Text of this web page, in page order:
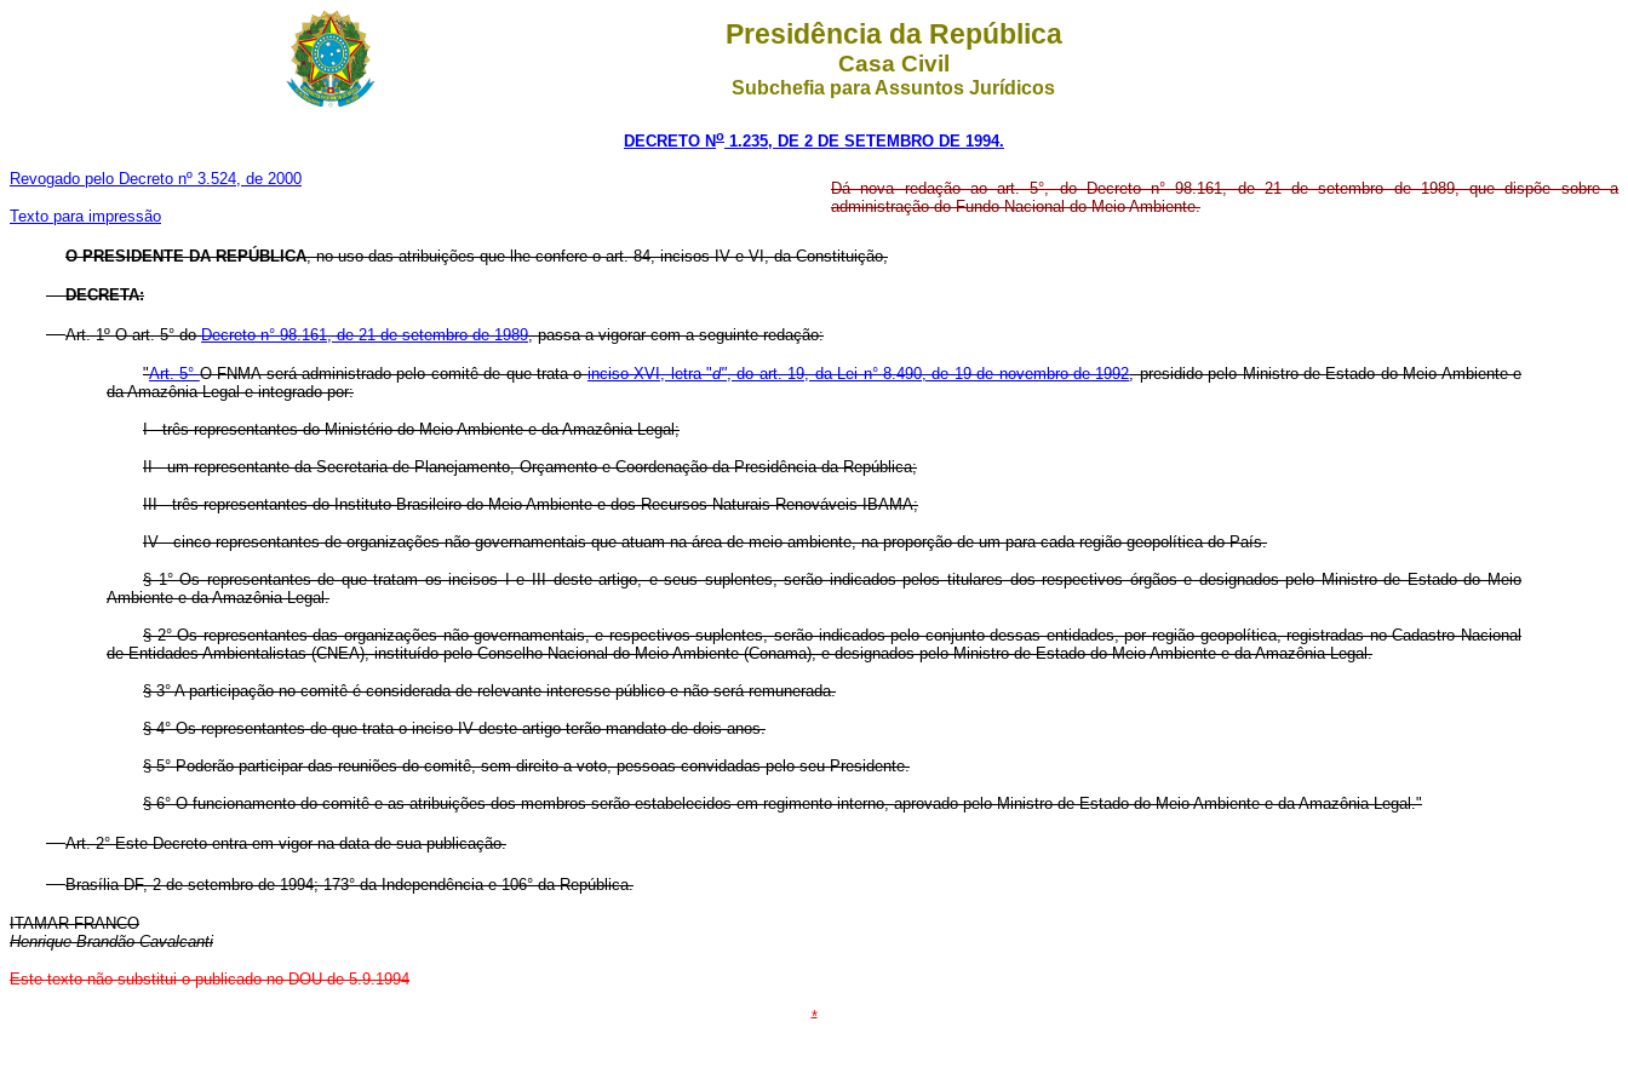
Presidência da República
Casa Civil
Subchefia para Assuntos Jurídicos
DECRETO No 1.235, DE 2 DE SETEMBRO DE 1994.
Revogado pelo Decreto nº 3.524, de 2000
Texto para impressão
Dá nova redação ao art. 5°, do Decreto n° 98.161, de 21 de setembro de 1989, que dispõe sobre a
administração do Fundo Nacional do Meio Ambiente.
O PRESIDENTE DA REPÚBLICA, no uso das atribuições que lhe confere o art. 84, incisos IV e VI, da Constituição,
DECRETA:
Art. 1º O art. 5° doDecreto n° 98.161, de 21 de setembro de 1989, passa a vigorar com a seguinte redação:
"Art. 5°O FNMA será administrado pelo comitê de que trata oinciso XVI, letra "d", do art. 19, da Lei n° 8.490, de 19 de novembro de 1992, presidido pelo Ministro de Estado do Meio Ambiente e
da Amazônia Legal e integrado por:
I - três representantes do Ministério do Meio Ambiente e da Amazônia Legal;
II - um representante da Secretaria de Planejamento, Orçamento e Coordenação da Presidência da República;
III - três representantes do Instituto Brasileiro do Meio Ambiente e dos Recursos Naturais Renováveis IBAMA;
IV - cinco representantes de organizações não-governamentais que atuam na área de meio ambiente, na proporção de um para cada região geopolítica do País.
§ 1° Os representantes de que tratam os incisos I e III deste artigo, e seus suplentes, serão indicados pelos titulares dos respectivos órgãos e designados pelo Ministro de Estado do Meio
Ambiente e da Amazônia Legal.
§ 2° Os representantes das organizações não-governamentais, e respectivos suplentes, serão indicados pelo conjunto dessas entidades, por região geopolítica, registradas no Cadastro Nacional
de Entidades Ambientalistas (CNEA), instituído pelo Conselho Nacional do Meio Ambiente (Conama), e designados pelo Ministro de Estado do Meio Ambiente e da Amazônia Legal.
§ 3° A participação no comitê é considerada de relevante interesse público e não será remunerada.
§ 4° Os representantes de que trata o inciso IV deste artigo terão mandato de dois anos.
§ 5° Poderão participar das reuniões do comitê, sem direito a voto, pessoas convidadas pelo seu Presidente.
§ 6° O funcionamento do comitê e as atribuições dos membros serão estabelecidos em regimento interno, aprovado pelo Ministro de Estado do Meio Ambiente e da Amazônia Legal."
Art. 2° Este Decreto entra em vigor na data de sua publicação.
Brasília-DF, 2 de setembro de 1994; 173° da Independência e 106° da República.
ITAMAR FRANCO
Henrique Brandão Cavalcanti
Este texto não substitui o publicado no DOU de 5.9.1994
*